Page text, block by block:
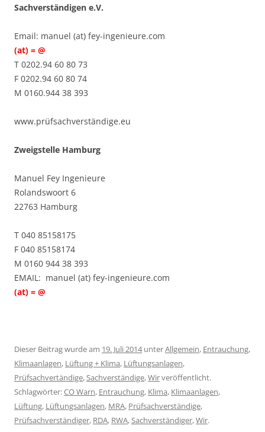
Sachverständigen e.V.
Email: manuel (at) fey-ingenieure.com
(at) = @
T 0202.94 60 80 73
F 0202.94 60 80 74
M 0160.944 38 393
www.prüfsachverständige.eu
Zweigstelle Hamburg
Manuel Fey Ingenieure
Rolandswoort 6
22763 Hamburg
T 040 85158175
F 040 85158174
M 0160 944 38 393
EMAIL: manuel (at) fey-ingenieure.com
(at) = @
Dieser Beitrag wurde am 19. Juli 2014unterAllgemein, Entrauchung,
Klimaanlagen, Lüftung + Klima, Lüftungsanlagen,
Prüfsachvertändige,Sachverständige,Wirveröffentlicht.
Schlagwörter:CO Warn, Entrauchung, Klima, Klimaanlagen,
Lüftung, Lüftungsanlagen, MRA, Prüfsachverständige,
Prüfsachverständiger, RDA, RWA,Sachverständiger,Wir.